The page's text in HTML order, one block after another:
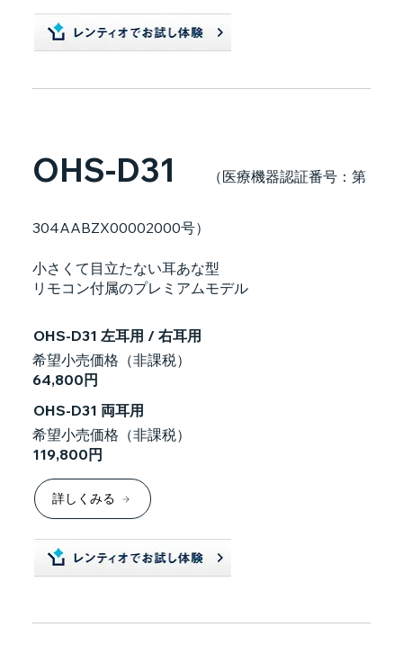
OHS-D31 （医療機器認証番号：第
304AABZX00002000号）
小さくて目立たない耳あな型
リモコン付属のプレミアムモデル
OHS-D31 左耳用 / 右耳用
OHS-D31 両耳用
119,800円
希望小売価格（非課税）
詳しくみる
64,800円
希望小売価格（非課税）